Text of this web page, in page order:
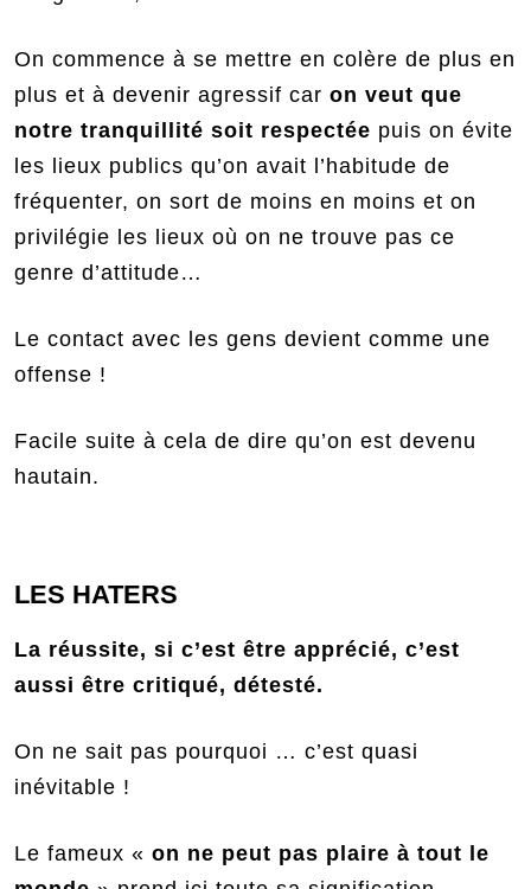
On commence à se mettre en colère de plus en
plus et à devenir agressif car on veut que
notre tranquillité soit respectée puis on évite
les lieux publics qu’on avait l’habitude de
fréquenter, on sort de moins en moins et on
privilégie les lieux où on ne trouve pas ce
genre d’attitude…
Le contact avec les gens devient comme une
offense !
Facile suite à cela de dire qu’on est devenu
hautain.
LES HATERS
La réussite, si c’est être apprécié, c’est
aussi être critiqué, détesté.
On ne sait pas pourquoi … c’est quasi
inévitable !
Le fameux « on ne peut pas plaire à tout le